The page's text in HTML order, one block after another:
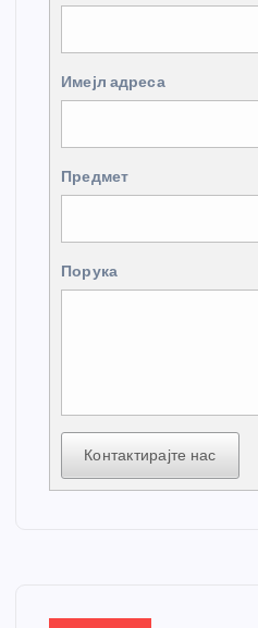
Имејл адреса
Предмет
Порука
Контактирајте нас